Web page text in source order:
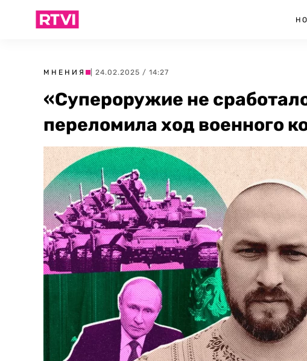
МНЕНИЯ | 24.02.2025 / 14:27
«Супероружие не
переломила ход военного